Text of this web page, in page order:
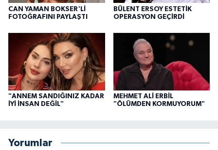
CAN YAMAN BOKSER'Lİ
FOTOĞRAFINI PAYLAŞTI
BÜLENT ERSOY ESTETİK
OPERASYON GEÇİRDİ
"ANNEM SANDIĞINIZ KADAR
İYİ İNSAN DEĞİL"
MEHMET ALİ ERBİL
"ÖLÜMDEN KORMUYORUM"
Yorumlar